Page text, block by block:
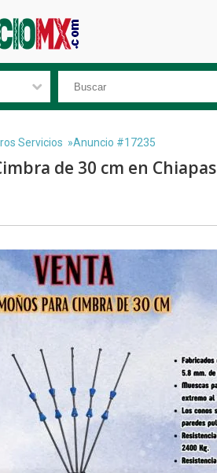
Servicios »Anuncio #17235
de 30 cm en Chiapas